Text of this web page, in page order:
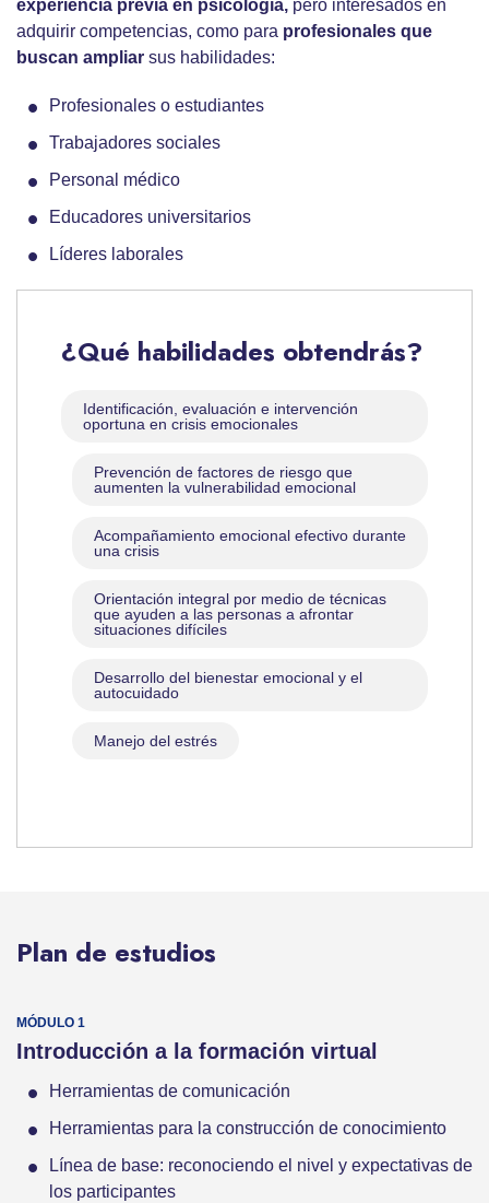
experiencia previa en psicología, pero interesados en
adquirir competencias, como para profesionales que
buscan ampliar sus habilidades:
Profesionales o estudiantes
Trabajadores sociales
Personal médico
Educadores universitarios
Líderes laborales
¿Qué habilidades obtendrás?
Identificación, evaluación e intervención
oportuna en crisis emocionales
Prevención de factores de riesgo que
aumenten la vulnerabilidad emocional
Acompañamiento emocional efectivo durante
una crisis
Orientación integral por medio de técnicas
que ayuden a las personas a afrontar
situaciones difíciles
Desarrollo del bienestar emocional y el
autocuidado
Manejo del estrés
Plan de estudios
Introducción a la formación virtual
Herramientas de comunicación
Herramientas para la construcción de conocimiento
Línea de base: reconociendo el nivel y expectativas de
los participantes